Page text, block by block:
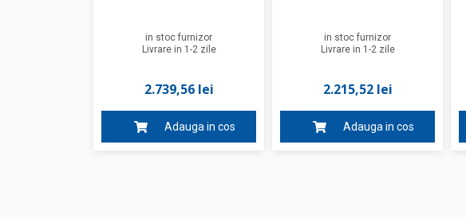
in stoc furnizor
Livrare in 1-2 zile
2.739,56 lei
Adauga in cos
in stoc furnizor
Livrare in 1-2 zile
2.215,52 lei
Adauga in cos